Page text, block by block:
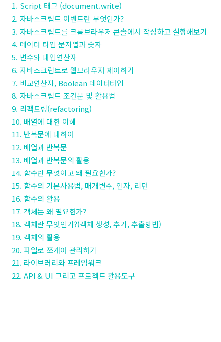
1. Script 태그 (document.write)
2. 자바스크립트 이벤트란 무엇인가?
3. 자바스크립트를 크롬브라우저 콘솔에서 작성하고 실행해보기
4. 데이터 타입 문자열과 숫자
5. 변수와 대입연산자
6. 자바스크립트로 웹브라우저 제어하기
7. 비교연산자, Boolean 데이터타입
8. 자바스크립트 조건문 및 활용법
9. 리팩토링(refactoring)
10. 배열에 대한 이해
11. 반복문에 대하여
12. 배열과 반복문
13. 배열과 반복문의 활용
14. 함수란 무엇이고 왜 필요한가?
15. 함수의 기본사용법, 매개변수, 인자, 리턴
16. 함수의 활용
17. 객체는 왜 필요한가?
18. 객체란 무엇인가?(객체 생성, 추가, 추출방법)
19. 객체의 활용
20. 파일로 쪼개어 관리하기
21. 라이브러리와 프레임워크
22. API & UI 그리고 프로젝트 활용도구